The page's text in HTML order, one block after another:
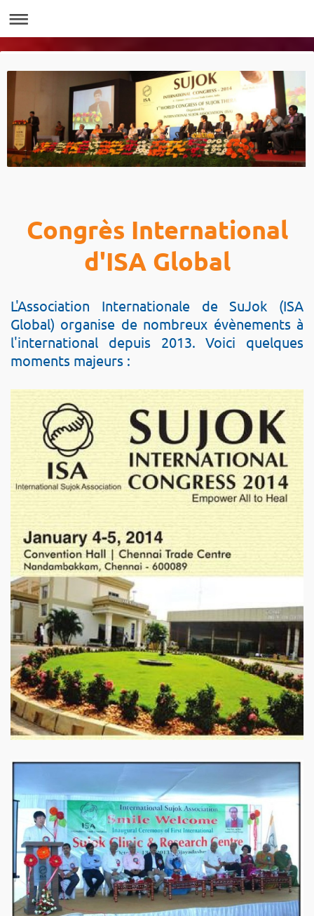
Congrès International
d'ISA Global
L'Association Internationale de SuJok (ISA
Global) organise de nombreux évènements à
l'international depuis 2013.Voici quelques
moments majeurs :